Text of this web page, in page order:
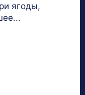
ягоды,